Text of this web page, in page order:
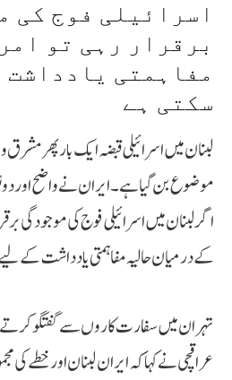
اسرائیلی فوج کی
برقرار رہی تو
مفاہمتی یادداشت
سکتی ہے
لبنان میں اسرائیلی قبضہ ایک بار پھر
موضوع بن گیا ہے۔ ایران نے واضح اور
اگر لبنان میں اسرائیلی فوج کی موجودگی
کے درمیان حالیہ مفاہمتی یادداشت کے
تہران میں سفارت کاروں سے گفتگو کرتے
عراقچی نے کہا کہ ایران لبنان اور خطے کی